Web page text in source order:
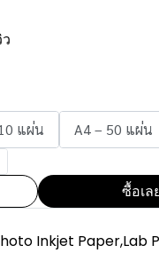
แผ่น A4 – 50 แผ่น
ซื้อเล
Inkjet Paper,Lab